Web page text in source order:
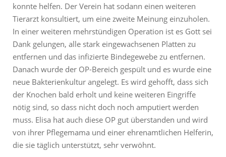
konnte helfen. Der Verein hat sodann einen weiteren
Tierarzt konsultiert, um eine zweite Meinung einzuholen.
In einer weiteren mehrstündigen Operation ist es Gott sei
Dank gelungen, alle stark eingewachsenen Platten zu
entfernen und das infizierte Bindegewebe zu entfernen.
Danach wurde der OP-Bereich gespült und es wurde eine
neue Bakterienkultur angelegt. Es wird gehofft, dass sich
der Knochen bald erholt und keine weiteren Eingriffe
nötig sind, so dass nicht doch noch amputiert werden
muss. Elisa hat auch diese OP gut überstanden und wird
von ihrer Pflegemama und einer ehrenamtlichen Helferin,
die sie täglich unterstützt, sehr verwöhnt.